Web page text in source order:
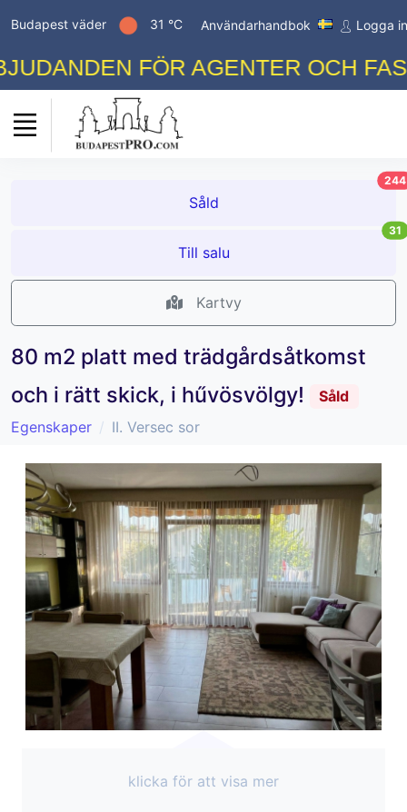
Budapest väder 31 °C Användarhandbok Logga in
FÖR AGENTER OCH
Såld
244
Till salu
31
Kartvy
80 m2 platt med trädgårdsåtkomst
och i rätt skick, i hűvösvölgy!
Såld
Egenskaper
II. Versec sor
klicka för att visa mer